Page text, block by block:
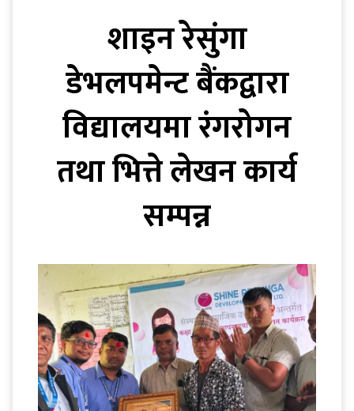
शाइन रेसुंगा
डेभलपमेन्ट बैंकद्वारा
विद्यालयमा रंगरोगन
तथा भित्ते लेखन कार्य
सम्पन्न